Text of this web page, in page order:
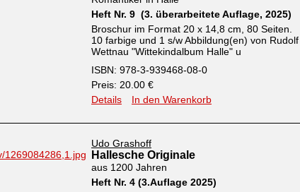
Heft Nr. 9 (3. überarbeitete Auflage, 2025)
Broschur im Format 20 x 14,8 cm, 80 Seiten.
10 farbige und 1 s/w Abbildung(en) von Rudolf
Wettnau "Wittekindalbum Halle" u
ISBN: 978-3-939468-08-0
Preis: 20.00 €
Details
In den Warenkorb
Udo Grashoff
Hallesche Originale
aus 1200 Jahren
Heft Nr. 4 (3.Auflage 2025)